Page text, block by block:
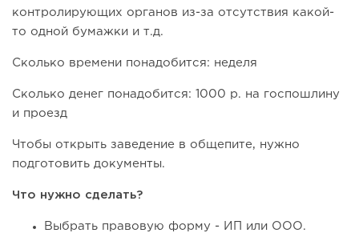
контролирующих органов из-за отсутствия какой-
то одной бумажки и т.д.
Сколько времени понадобится: неделя
Сколько денег понадобится: 1000 р. на госпошлину
и проезд
Чтобы открыть заведение в общепите, нужно
подготовить документы.
Что нужно сделать?
Выбрать правовую форму - ИП или ООО.